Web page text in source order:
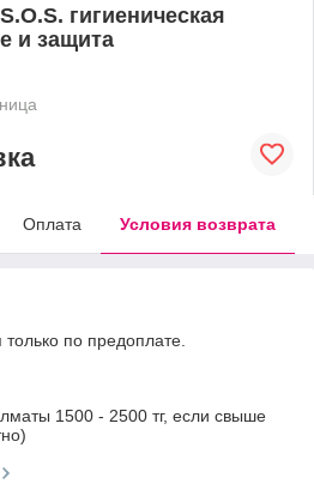
гигиеническая
и защита
Оплата Условия возврата
по предоплате.
1500 - 2500 тг, если свыше